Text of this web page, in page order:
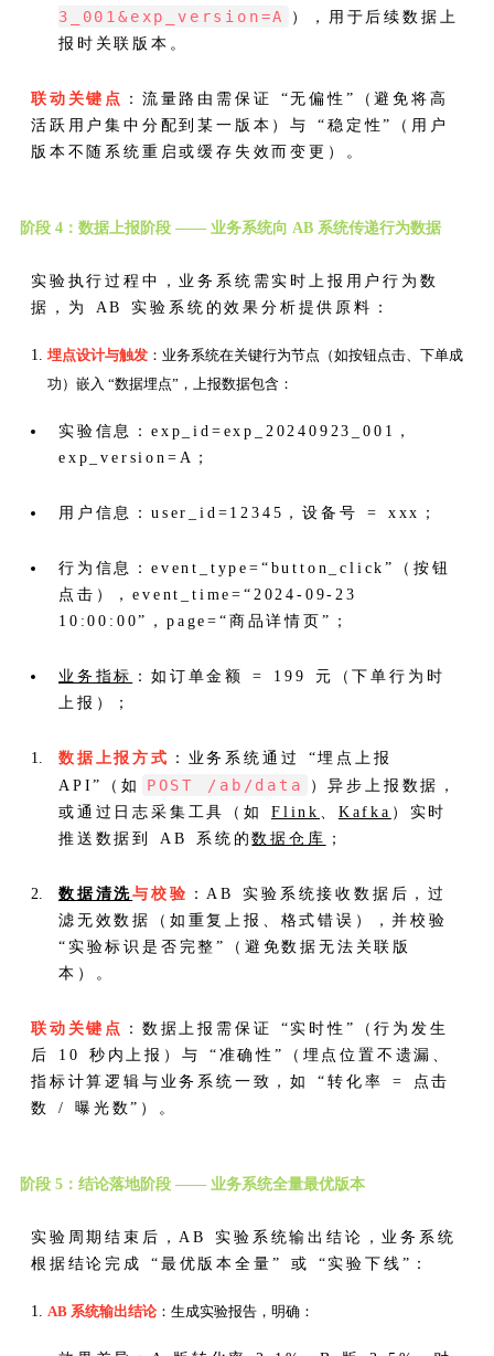
3_001&exp_version=A
），用于后续数据上
报时关联版本。
联动关键点 ：流量路由需保证 “无偏性”（避免将高
活跃用户集中分配到某一版本）与 “稳定性”（用户
版本不随系统重启或缓存失效而变更）。
阶段 4：数据上报阶段 —— 业务系统向 AB 系统传递行为数据
实验执行过程中，业务系统需实时上报用户行为数
据，为 AB 实验系统的效果分析提供原料：
埋点设计与触发 ：业务系统在关键行为节点（如按钮点击、下单成
功）嵌入 “数据埋点”，上报数据包含：
实验信息：exp_id=exp_20240923_001，
exp_version=A；
用户信息：user_id=12345，设备号 = xxx；
行为信息：event_type=“button_click”（按钮
点击），event_time=“2024-09-23
10:00:00”，page=“商品详情页”；
业务指标 ：如订单金额 = 199 元（下单行为时
上报）；
数据上报方式 ：业务系统通过 “埋点上报
API”（如
POST /ab/data
）异步上报数据，
或通过日志采集工具（如Flink 、 Kafka ）实时
推送数据到 AB 系统的数据仓库 ；
数据清洗与校验 ：AB 实验系统接收数据后，过
滤无效数据（如重复上报、格式错误），并校验
“实验标识是否完整”（避免数据无法关联版
本）。
联动关键点 ：数据上报需保证 “实时性”（行为发生
后 10 秒内上报）与 “准确性”（埋点位置不遗漏、
指标计算逻辑与业务系统一致，如 “转化率 = 点击
数 / 曝光数”）。
阶段 5：结论落地阶段 —— 业务系统全量最优版本
实验周期结束后，AB 实验系统输出结论，业务系统
根据结论完成 “最优版本全量” 或 “实验下线”：
AB 系统输出结论：生成实验报告，明确：